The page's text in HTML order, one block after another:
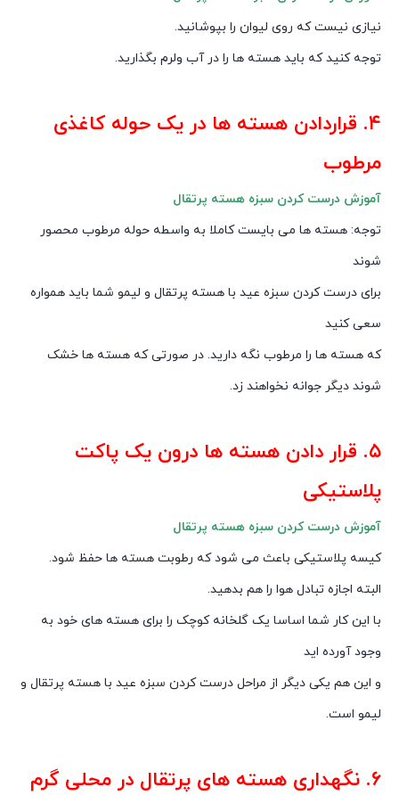
نیازی نیست که روی لیوان را بپوشانید.
توجه کنید که باید هسته ها را در آب ولرم بگذارید.
۴. قراردادن هسته ها در یک حوله کاغذی
مرطوب
آموزش درست کردن سبزه هسته پرتقال
توجه: هسته ها می بایست کاملا به واسطه حوله مرطوب محصور
شوند
برای درست کردن سبزه عید با هسته پرتقال و لیمو شما باید همواره
سعی کنید
که هسته ها را مرطوب نگه دارید. در صورتی که هسته ها خشک
شوند دیگر جوانه نخواهند زد.
۵. قرار دادن هسته ها درون یک پاکت
پلاستیکی
آموزش درست کردن سبزه هسته پرتقال
کیسه پلاستیکی باعث می شود که رطوبت هسته ها حفظ شود.
البته اجازه تبادل هوا را هم بدهید.
با این کار شما اساسا یک گلخانه کوچک را برای هسته های خود به
وجود آورده اید
و این هم یکی دیگر از مراحل درست کردن سبزه عید با هسته پرتقال و
لیمو است.
۶. نگهداری هسته های پرتقال در محلی گرم